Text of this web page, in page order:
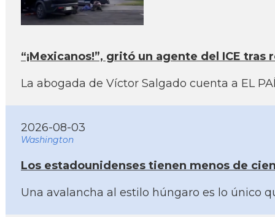
“¡Mexicanos!”, gritó un agente del ICE
La abogada de Víctor Salgado cuenta a EL
2026-08-03
Washington
Los estadounidenses tienen menos de
Una avalancha al estilo húngaro es lo único